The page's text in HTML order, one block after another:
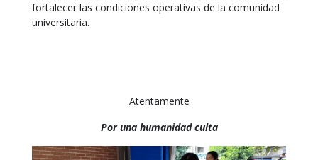
fortalecer las condiciones operativas de la comunidad
universitaria.
Atentamente
Por una humanidad culta